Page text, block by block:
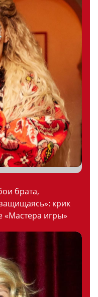
брата,
крик
игры»